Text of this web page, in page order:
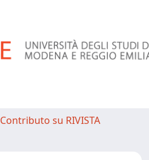
Contributo su RIVISTA